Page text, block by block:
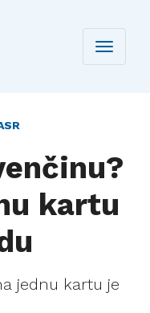
Toggle
kartu
jednu kartu je